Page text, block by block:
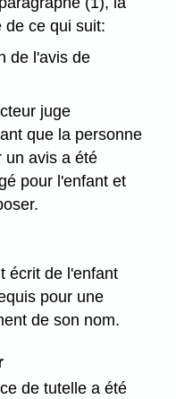
de ce qui suit:
de l'avis de
juge
que la personne
un avis a été
pour l'enfant et
écrit de l'enfant
pour une
de son nom.
de tutelle a été